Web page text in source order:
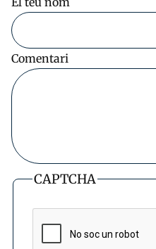
Comentari
CAPTCHA